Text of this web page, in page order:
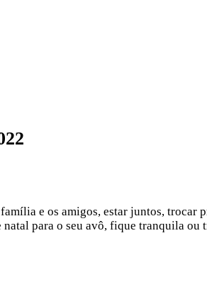
e os amigos, estar juntos,
para o seu avô, fique tranquila